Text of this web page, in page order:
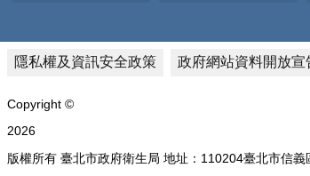
隱私權及資訊安全政策 政府網站資料開放宣
Copyright ©
2026
版權所有 臺北市政府衛生局 地址：110204臺北市信義